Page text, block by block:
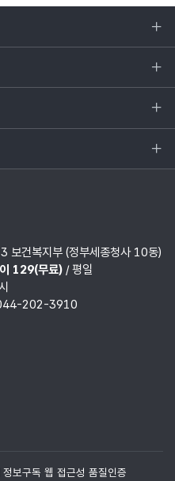
보건복지부 (정부세종청사 10동)
129(무료)/ 평일
202-3910
램
정보구독 웹 접근성 품질인증